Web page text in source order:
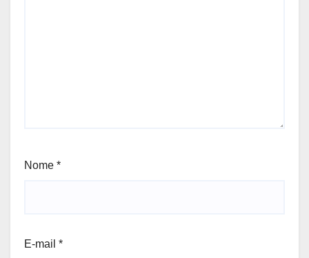
Nome *
E-mail *